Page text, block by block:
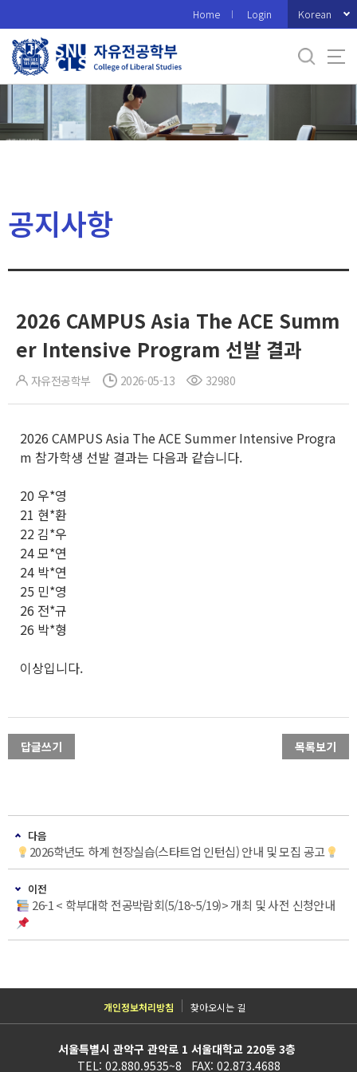
로
메
Home Login Korean
공지사항
2026 CAMPUS Asia The ACE Summ
er Intensive Program 선발 결과
자유전공학부 2026-05-13 32980
2026 CAMPUS Asia The ACE Summer Intensive Progra
m 참가학생 선발 결과는 다음과 같습니다.
20 우*영
21 현*환
22 김*우
24 모*연
24 박*연
25 민*영
26 전*규
26 박*형
이상입니다.
답글쓰기 목록보기
다음
2026학년도 하계 현장실습(스타트업 인턴십) 안내 및 모집 공고
이전
26-1 < 학부대학 전공박람회(5/18~5/19)> 개최 및 사전 신청안내
개인정보처리방침 찾아오시는 길
서울특별시 관악구 관악로 1 서울대학교 220동 3층
TEL: 02.880.9535~8 FAX: 02.873.4688